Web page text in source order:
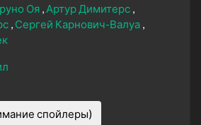
Оя Артур Димитерс
Сергей Карнович-Валуа
спойлеры)